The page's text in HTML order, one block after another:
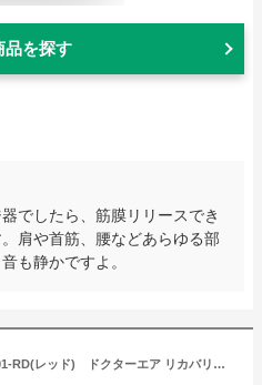
品を探す
でしたら、筋膜リリースでき
肩や首筋、腰などあらゆる部
も静かですよ。
ドリームファクトリー RG-01-RD(レッド) ドクターエア リカバリーガン【充電式・コードレス】